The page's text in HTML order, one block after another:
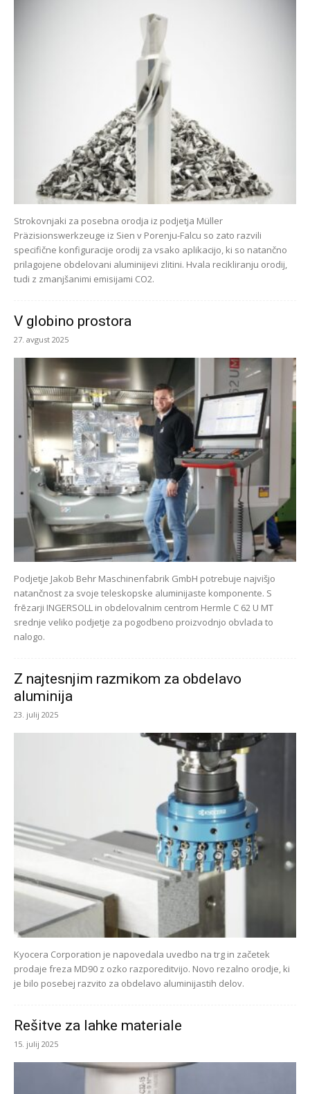
Strokovnjaki za posebna orodja iz podjetja Müller
Präzisionswerkzeuge iz Sien v Porenju-Falcu so zato razvili
specifične konfiguracije orodij za vsako aplikacijo, ki so natančno
prilagojene obdelovani aluminijevi zlitini. Hvala recikliranju orodij,
tudi z zmanjšanimi emisijami CO2.
V globino prostora
27. avgust 2025
Podjetje Jakob Behr Maschinenfabrik GmbH potrebuje najvišjo
natančnost za svoje teleskopske aluminijaste komponente. S
frēzarji INGERSOLL in obdelovalnim centrom Hermle C 62 U MT
srednje veliko podjetje za pogodbeno proizvodnjo obvlada to
nalogo.
Z najtesnjim razmikom za obdelavo
aluminija
23. julij 2025
Kyocera Corporation je napovedala uvedbo na trg in začetek
prodaje freza MD90 z ozko razporeditvijo. Novo rezalno orodje, ki
je bilo posebej razvito za obdelavo aluminijastih delov.
Rešitve za lahke materiale
15. julij 2025